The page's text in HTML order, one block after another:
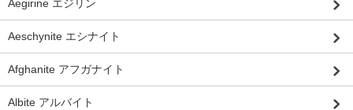
Aegirine エジリン
Aeschynite エシナイト
Afghanite アフガナイト
Albite アルバイト